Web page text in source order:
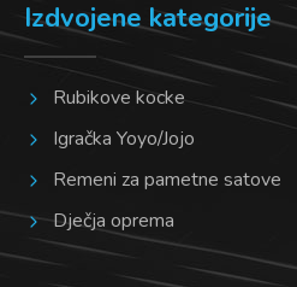
Izdvojene kategorije
Rubikove kocke
Igračka Yoyo/Jojo
Remeni za pametne satove
Dječja oprema